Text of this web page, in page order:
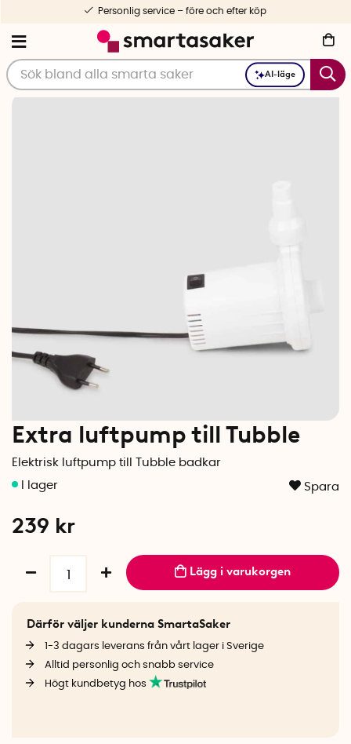
AI-läge
Personlig service – före och efter köp
Extra luftpump till Tubble
Elektrisk luftpump till Tubble badkar
Spara
239 kr
Lägg i varukorgen
Därför väljer kunderna SmartaSaker
1-3 dagars leverans från vårt lager i Sverige
Alltid personlig och snabb service
Högt kundbetyg hos